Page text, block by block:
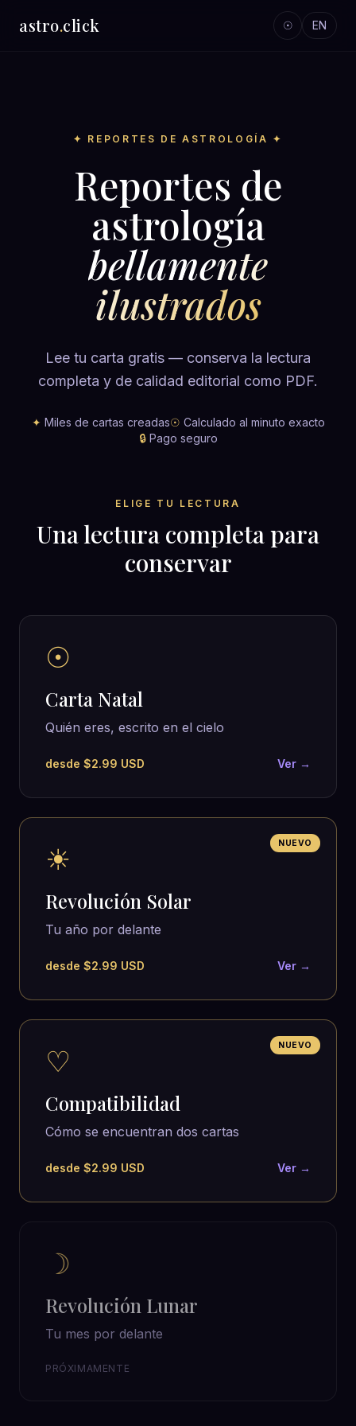
astro.click ☉ EN
✦ REPORTES DE ASTROLOGÍA ✦
Reportes de
astrología
bellamente
ilustrados
Lee tu carta gratis — conserva la lectura
completa y de calidad editorial como PDF.
✦ Miles de cartas creadas☉ Calculado al minuto exacto
🔒Pago seguro
ELIGE TU LECTURA
Una lectura completa para
conservar
☉
Carta Natal
Quién eres, escrito en el cielo
desde $2.99 USD Ver →
NUEVO
☀
Revolución Solar
Tu año por delante
desde $2.99 USD Ver →
NUEVO
♡
Compatibilidad
Cómo se encuentran dos cartas
desde $2.99 USD Ver →
☽
Revolución Lunar
Tu mes por delante
PRÓXIMAMENTE